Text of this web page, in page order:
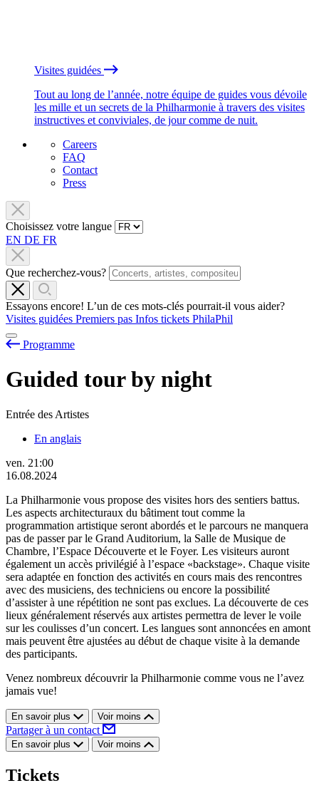
Visites guidées
Tout au long de l’année, notre équipe de guides vous dévoile
les mille et un secrets de la Philharmonie à travers des visites
instructives et conviviales, de jour comme de nuit.
Careers
FAQ
Contact
Press
Choisissez votre langue
EN DE FR
Que recherchez-vous?
Essayons encore! L’un de ces mots-clés pourrait-il vous aider?
Visites guidées Premiers pas Infos tickets PhilaPhil
Programme
Guided tour by night
Entrée des Artistes
En anglais
ven. 21:00
16.08.2024
La Philharmonie vous propose des visites hors des sentiers battus.
Les aspects architecturaux du bâtiment tout comme la
programmation artistique seront abordés et le parcours ne manquera
pas de passer par le Grand Auditorium, la Salle de Musique de
Chambre, l’Espace Découverte et le Foyer. Les visiteurs auront
également un accès privilégié à l’espace «backstage». Chaque visite
sera adaptée en fonction des activités en cours mais des rencontres
avec des musiciens, des techniciens ou encore la possibilité
d’assister à une répétition ne sont pas exclues. La découverte de ces
lieux généralement réservés aux artistes permettra de lever le voile
sur les coulisses d’un concert. Les langues sont annoncées en amont
mais peuvent être ajustées au début de chaque visite à la demande
des participants.
Venez nombreux découvrir la Philharmonie comme vous ne l’avez
jamais vue!
En savoir plus Voir moins
Partager à un contact
En savoir plus Voir moins
Tickets